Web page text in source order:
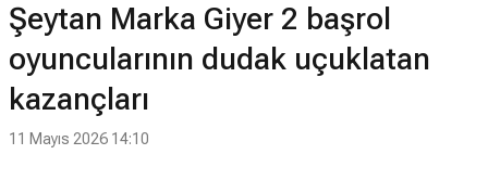
Şeytan Marka Giyer 2 başrol
oyuncularının dudak uçuklatan
kazançları
11 Mayıs 2026 14:10